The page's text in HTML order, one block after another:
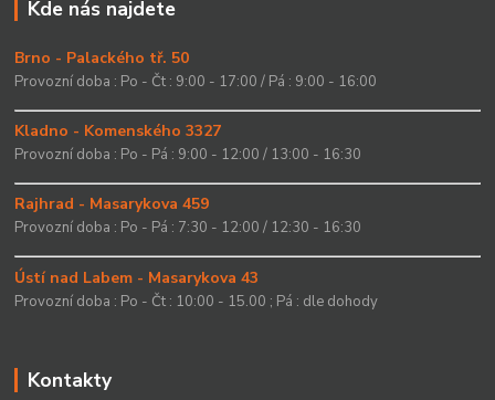
Kde nás najdete
Brno - Palackého tř. 50
Provozní doba : Po - Čt : 9:00 - 17:00 / Pá : 9:00 - 16:00
Kladno - Komenského 3327
Provozní doba : Po - Pá : 9:00 - 12:00 / 13:00 - 16:30
Rajhrad - Masarykova 459
Provozní doba : Po - Pá : 7:30 - 12:00 / 12:30 - 16:30
Ústí nad Labem - Masarykova 43
Provozní doba : Po - Čt : 10:00 - 15.00 ; Pá : dle dohody
Kontakty